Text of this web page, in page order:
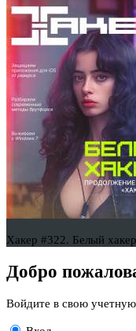
Хакер #322. Белый хакер
Добро
Войдите в свою учетную